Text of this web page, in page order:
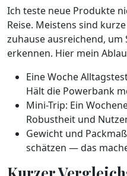
Ich teste neue Produkte
Reise. Meistens sind
zuhause ausreichend, um
erkennen. Hier mein
Eine Woche
Hält die Powerbank
Mini-Trip: Ein
Robustheit und
Gewicht und
schätzen — das